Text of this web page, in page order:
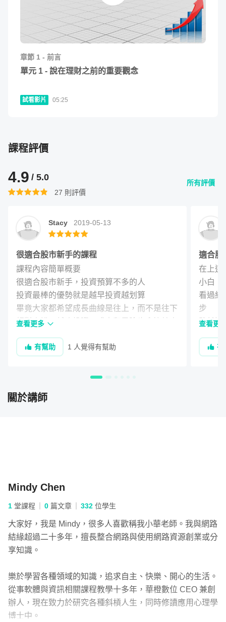
課程將分為兩大部分「零股基本概念」、「零股投資技巧」
第一部分 零股基本概念
萬也可以當股王「大立光」的股東，一樣可以享有配股配
單元 1 - 說在理財之前的重要觀念
單元 2 - 零股是什麼？
單元 3 - 零股是怎麼生出來的？
章節 1 - 前言
單元 1 - 說在理財之前的重要觀念
試看影片 05:25
課程評價
4.9 / 5.0
27 則評價
所有評價
Stacy 2019-05-13
很適合股市新手的課程
課程內容簡單概要
很適合股市新手，投資預算不多的人
投資最棒的優勢就是越早投資越划算
畢竟大家都希望成長曲線是往上，而不是往下
相對來說，越晚投資，成本和風險也會比較高
Mindy Chen
查看更多
有幫助 1 人覺得有幫助
適合股
在上這
小白
看過網
步
雖然這
的買
查看更
有
關於講師
Mindy Chen
1 堂課程 0 篇文章 332 位學生
大家好，我是 Mindy，很多人喜歡稱我小華老師。我與網路
結緣超過二十多年，擅長整合網路與使用網路資源創業或分
享知識。
樂於學習各種領域的知識，追求自主、快樂、開心的生活。
從事軟體與資訊相關課程教學十多年，華橙數位 CEO 兼創
辦人，現在致力於研究各種斜槓人生，同時修讀應用心理學
博士中。